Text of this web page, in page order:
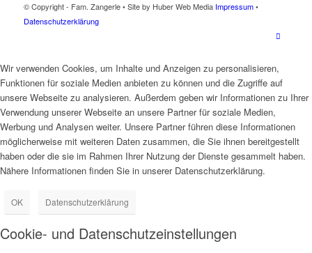
© Copyright - Fam. Zangerle • Site by Huber Web Media Impressum•
Datenschutzerklärung
Wir verwenden Cookies, um Inhalte und Anzeigen zu personalisieren,
Funktionen für soziale Medien anbieten zu können und die Zugriffe auf
unsere Webseite zu analysieren. Außerdem geben wir Informationen zu Ihrer
Verwendung unserer Webseite an unsere Partner für soziale Medien,
Werbung und Analysen weiter. Unsere Partner führen diese Informationen
möglicherweise mit weiteren Daten zusammen, die Sie ihnen bereitgestellt
haben oder die sie im Rahmen Ihrer Nutzung der Dienste gesammelt haben.
Nähere Informationen finden Sie in unserer Datenschutzerklärung.
OK Datenschutzerklärung
Cookie- und Datenschutzeinstellungen